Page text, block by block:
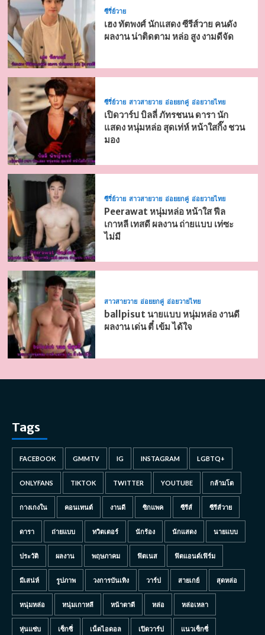
ซีรี่ย์วาย
เฮง ทัตพงศ์ นักแสดง ซีรีส์วาย คนดัง
ผลงาน น่าติดตาม หล่อ สูง งามดีจัด
ซีรี่ย์วาย สาวสายวาย อ่อยยกคู่ อ่อยวายไทย
เปิดวาร์ป บิลลี่ ภัทรชนน ดารา นัก
แสดง หนุ่มหล่อ สุดเท่ห์ หน้าใสกิ๊ง ชวน
มอง
ซีรี่ย์วาย สาวสายวาย อ่อยยกคู่ อ่อยวายไทย
Peerawat หนุ่มหล่อ หน้าใส ฟีล
เกาหลี เทสดี ผลงาน ถ่ายแบบ เท่ซะ
ไม่มี
สาวสายวาย อ่อยยกคู่ อ่อยวายไทย
ballpisut นายแบบ หนุ่มหล่อ งานดี
ผลงาน เด่น ตี๋ เข้ม ได้ใจ
Tags
FACEBOOK GMMTV IG INSTAGRAM LGBTQ+
ONLYFANS TIKTOK TWITTER YOUTUBE กล้ามโต
กางเกงใน คอนเทนต์ งานดี ซิกแพค ซีรีส์ ซีรีส์วาย
ดารา ถ่ายแบบ ทวิตเตอร์ นักร้อง นักแสดง นายแบบ
ประวัติ ผลงาน พฤษภาคม ฟิตเนส ฟิตแอนด์เฟิร์ม
มีเสน่ห์ รูปภาพ วงการบันเทิง วาร์ป สายเกย์ สุดหล่อ
หนุ่มหล่อ หนุ่มเกาหลี หน้าตาดี หล่อ หล่อเหลา
หุ่นแซ่บ เซ็กซี่ เน็ตไอดอล เปิดวาร์ป แนวเซ็กซี่